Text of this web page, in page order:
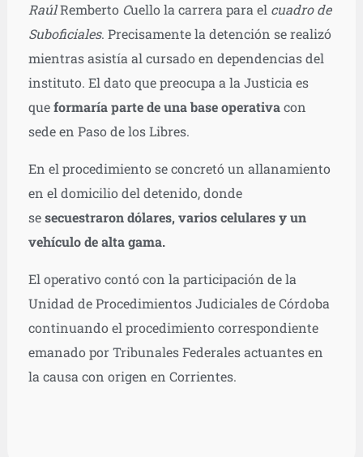
RaúlRemberto Cuello la carrera para el cuadro de
Suboficiales. Precisamente la detención se realizó
mientras asistía al cursado en dependencias del
instituto. El dato que preocupa a la Justicia es
queformaría parte de una base operativacon
sede en Paso de los Libres.
En el procedimiento se concretó un allanamiento
en el domicilio del detenido, donde
sesecuestraron dólares, varios celulares y un
vehículo de alta gama.
El operativo contó con la participación de la
Unidad de Procedimientos Judiciales de Córdoba
continuando el procedimiento correspondiente
emanado por Tribunales Federales actuantes en
la causa con origen en Corrientes.